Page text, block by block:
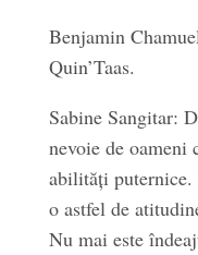
Benjamin
Quin’Taas.
Sabine Sangitar:
nevoie de oameni
abilități puternice.
o astfel de
Nu mai este